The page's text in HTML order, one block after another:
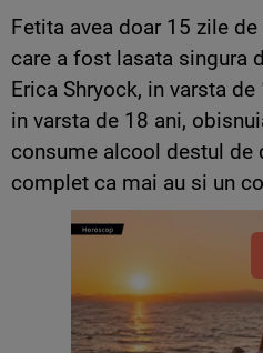
Fetita avea doar 15 zile
care a fost lasata singura
Erica Shryock, in varsta
in varsta de 18 ani,
consume alcool destul de
complet ca mai au si un